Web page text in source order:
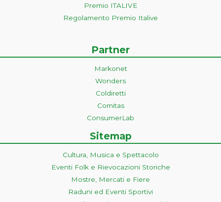
Premio ITALIVE
Regolamento Premio Italive
Partner
Markonet
Wonders
Coldiretti
Comitas
ConsumerLab
Sitemap
Cultura, Musica e Spettacolo
Eventi Folk e Rievocazioni Storiche
Mostre, Mercati e Fiere
Raduni ed Eventi Sportivi